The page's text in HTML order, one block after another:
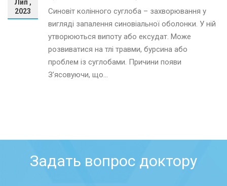
Лип ,
2023
Синовіт колінного суглоба – захворювання у
вигляді запалення синовіальної оболонки. У ній
утворюються випоту або ексудат. Може
розвиватися на тлі травми, бурсина або
проблем із суглобами. Причини появи
З’ясовуючи, що...
Задать вопрос доктору